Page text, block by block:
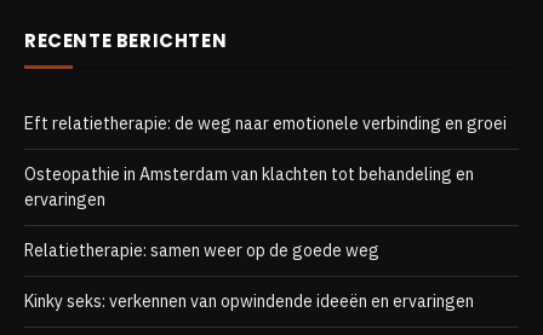
RECENTE BERICHTEN
Eft relatietherapie: de weg naar emotionele verbinding en groei
Osteopathie in Amsterdam van klachten tot behandeling en
ervaringen
Relatietherapie: samen weer op de goede weg
Kinky seks: verkennen van opwindende ideeën en ervaringen